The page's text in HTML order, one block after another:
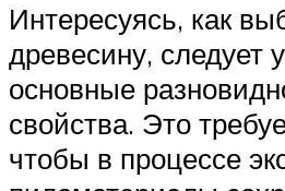
Интересуясь, как
древесину, следует
основные
свойства. Это
чтобы в процессе